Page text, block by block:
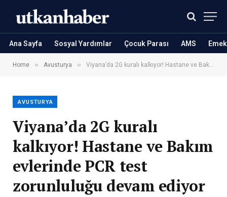
Ana Sayfa Sosyal Yardımlar Çocuk Parası AMS
Home » Avusturya » Viyana’da 2G kuralı kalkıyor! Hastane ve Bakım evlerinde PCR test zorunluluğu devam ediyor
AVUSTURYA
Viyana’da 2G kuralı
kalkıyor! Hastane ve Bakım
evlerinde PCR test
zorunluluğu devam ediyor